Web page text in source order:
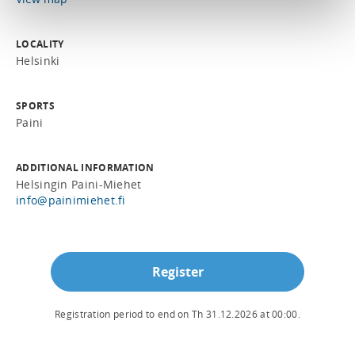
LOCALITY
Helsinki
SPORTS
Paini
ADDITIONAL INFORMATION
Helsingin Paini-Miehet
info@painimiehet.fi
Register
Registration period to end onTh 31.12.2026at00:00.